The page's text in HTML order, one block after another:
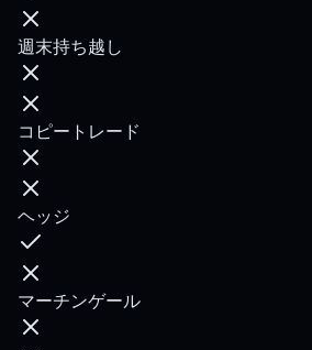
週末持ち越し
コピートレード
ヘッジ
マーチンゲール